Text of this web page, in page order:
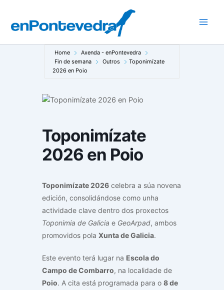
contido
Home
Axenda - enPontevedra
Fin de semana
Outros
Toponimízate
2026 en Poio
Toponimízate
2026 en Poio
Toponimízate 2026 celebra a súa novena
edición, consolidándose como unha
actividade clave dentro dos proxectos
Toponimia de Galicia e GeoArpad, ambos
promovidos pola Xunta de Galicia.
Este evento terá lugar na Escola do
Campo de Combarro, na localidade de
Poio. A cita está programada para o 8 de